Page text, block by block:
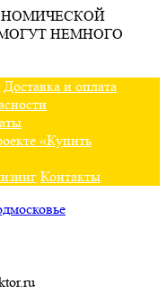
НЕМНОГО
Доставка и оплата
«Купить
Контакты